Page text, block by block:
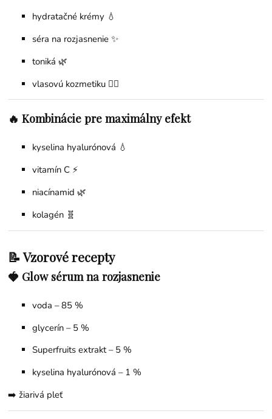
hydratačné krémy 💧
séra na rozjasnenie ✨
toniká 🌿
vlasovú kozmetiku 💆‍♀️
🔥 Kombinácie pre maximálny efekt
kyselina hyalurónová 💧
vitamín C ⚡
niacínamid 🌿
kolagén 🧬
📝 Vzorové recepty
🍓 Glow sérum na rozjasnenie
voda – 85 %
glycerín – 5 %
Superfruits extrakt – 5 %
kyselina hyalurónová – 1 %
➡️ žiarivá pleť